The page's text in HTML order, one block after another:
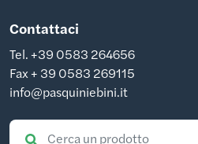
Contattaci
Tel. +39 0583 264656
Fax + 39 0583 269115
info@pasquiniebini.it